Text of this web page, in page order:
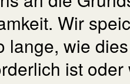
Wir
lange, wie
ist